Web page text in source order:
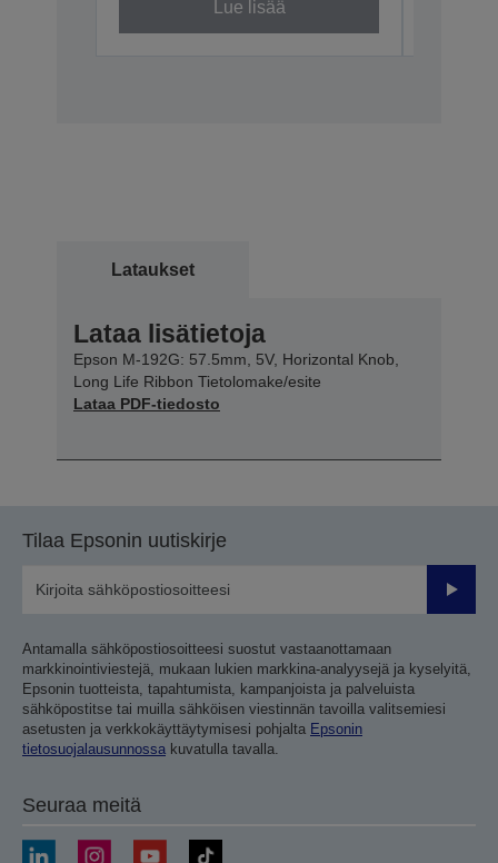
Lue lisää
Lataukset
Lataa lisätietoja
Epson M-192G: 57.5mm, 5V, Horizontal Knob,
Long Life Ribbon Tietolomake/esite
Lataa PDF-tiedosto
Tilaa Epsonin uutiskirje
Lähetä
Antamalla sähköpostiosoitteesi suostut vastaanottamaan
markkinointiviestejä, mukaan lukien markkina-analyysejä ja kyselyitä,
Epsonin tuotteista, tapahtumista, kampanjoista ja palveluista
sähköpostitse tai muilla sähköisen viestinnän tavoilla valitsemiesi
asetusten ja verkkokäyttäytymisesi pohjalta Epsonin
tietosuojalausunnossa kuvatulla tavalla.
Seuraa meitä